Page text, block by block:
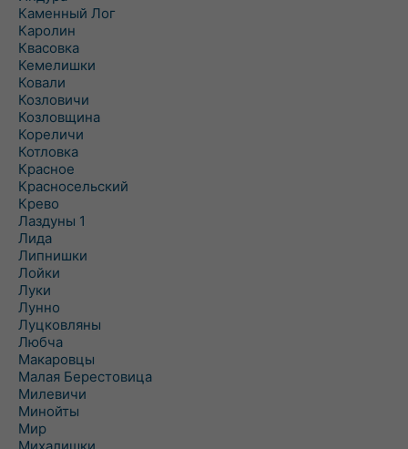
Каменный Лог
Каролин
Квасовка
Кемелишки
Ковали
Козловичи
Козловщина
Кореличи
Котловка
Красное
Красносельский
Крево
Лаздуны 1
Лида
Липнишки
Лойки
Луки
Лунно
Луцковляны
Любча
Макаровцы
Малая Берестовица
Милевичи
Минойты
Мир